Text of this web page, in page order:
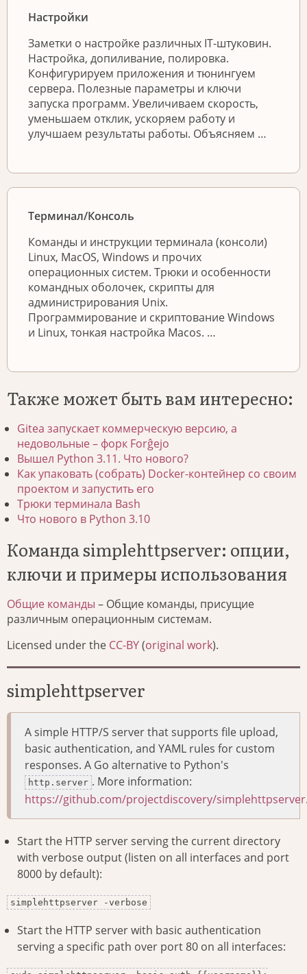
Настройки
Заметки о настройке различных IT-штуковин.
Настройка, допиливание, полировка.
Конфигурируем приложения и тюнингуем
сервера. Полезные параметры и ключи
запуска программ. Увеличиваем скорость,
уменьшаем отклик, ускоряем работу и
улучшаем результаты работы. Объясняем …
Терминал/Консоль
Команды и инструкции терминала (консоли)
Linux, MacOS, Windows и прочих
операционных систем. Трюки и особенности
командных оболочек, скрипты для
администрирования Unix.
Программирование и скриптование Windows
и Linux, тонкая настройка Macos. …
Также может быть вам интересно:
Gitea запускает коммерческую версию, а
недовольные – форк Forĝejo
Вышел Python 3.11. Что нового?
Как упаковать (собрать) Docker-контейнер со своим
проектом и запустить его
Трюки терминала Bash
Что нового в Python 3.10
Команда simplehttpserver: опции,
ключи и примеры использования
Общие команды – Общие команды, присущие
различным операционным системам.
Licensed under the CC-BY(original work).
simplehttpserver
A simple HTTP/S server that supports file upload,
basic authentication, and YAML rules for custom
responses. A Go alternative to Python's
http.server . More information:
https://github.com/projectdiscovery/simplehttpserver
Start the HTTP server serving the current directory
with verbose output (listen on all interfaces and port
8000 by default):
simplehttpserver -verbose
Start the HTTP server with basic authentication
serving a specific path over port 80 on all interfaces: